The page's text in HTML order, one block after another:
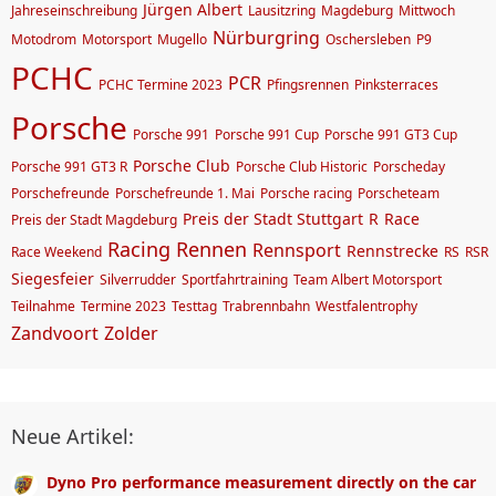
Jahreseinschreibung Jürgen Albert Lausitzring Magdeburg Mittwoch
Motodrom Motorsport Mugello Nürburgring Oschersleben P9
PCHC PCHC Termine 2023 PCR Pfingsrennen Pinksterraces
Porsche Porsche 991 Porsche 991 Cup Porsche 991 GT3 Cup
Porsche 991 GT3 R Porsche Club Porsche Club Historic Porscheday
Porschefreunde Porschefreunde 1. Mai Porsche racing Porscheteam
Preis der Stadt Magdeburg Preis der Stadt Stuttgart R Race
Race Weekend Racing Rennen Rennsport Rennstrecke RS RSR
Siegesfeier Silverrudder Sportfahrtraining Team Albert Motorsport
Teilnahme Termine 2023 Testtag Trabrennbahn Westfalentrophy
Zandvoort Zolder
Neue Artikel:
Dyno Pro performance measurement directly on the car